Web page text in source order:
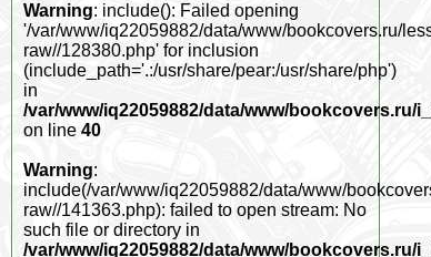
Warning: include(): Failed opening
'/var/www/iq22059882/data/www/bookcovers.ru/
raw//128380.php' for inclusion
(include_path='.:/usr/share/pear:/usr/share/php')
in
/var/www/iq22059882/data/www/bookcovers.ru/
on line 40
Warning:
include(/var/www/iq22059882/data/www/
raw//141363.php): failed to open stream: No
such file or directory in
/var/www/iq22059882/data/www/bookcovers.ru/